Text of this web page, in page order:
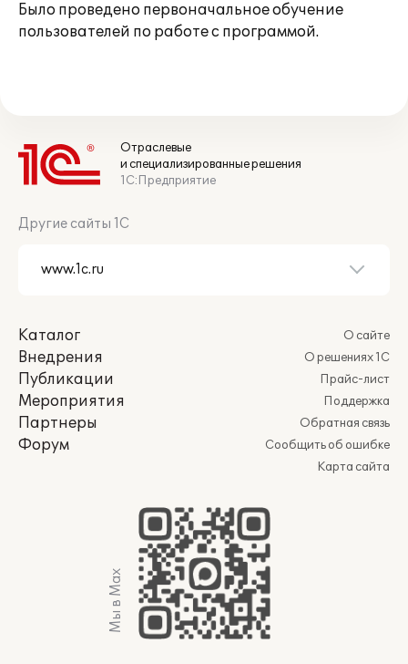
Было проведено первоначальное обучение
пользователей по работе с программой.
Отраслевые
и специализированные решения
1С:Предприятие
Другие сайты 1С
Каталог
Внедрения
Публикации
Мероприятия
Партнеры
Форум
О сайте
О решениях 1С
Прайс-лист
Поддержка
Обратная связь
Сообщить об ошибке
Карта сайта
Мы в Max